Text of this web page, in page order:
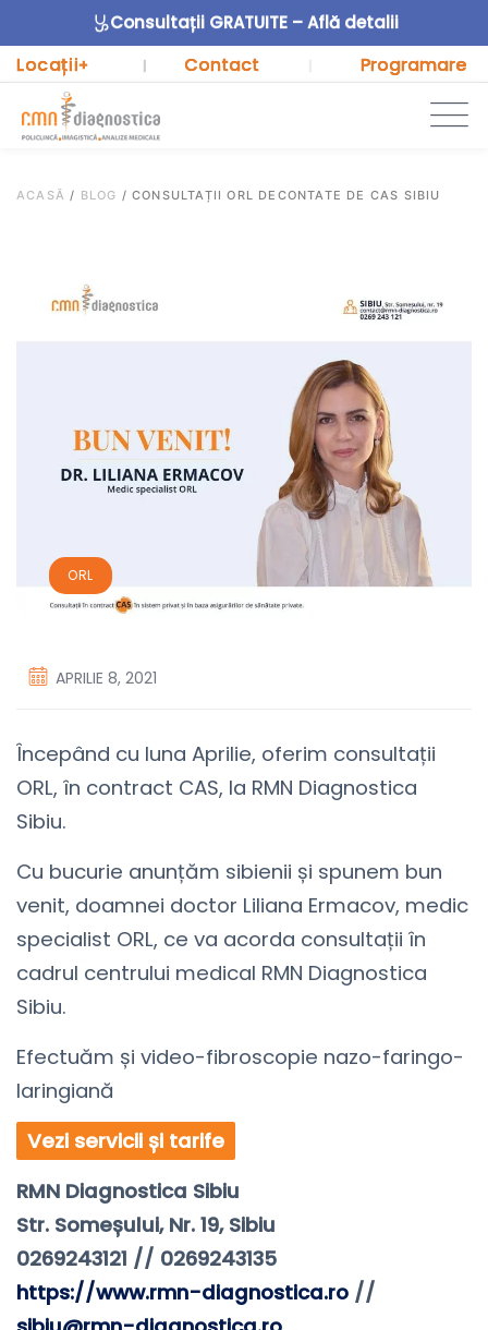
Consultații GRATUITE – Află detalii
Locații+ | Contact Programare
ACASĂ / BLOG /CONSULTAȚII ORL DECONTATE DE CAS SIBIU
ORL
APRILIE 8, 2021
Începând cu luna Aprilie, oferim consultații
ORL, în contract CAS, la RMN Diagnostica
Sibiu.
Cu bucurie anunțăm sibienii și spunem bun
venit, doamnei doctor Liliana Ermacov, medic
specialist ORL, ce va acorda consultații în
cadrul centrului medical RMN Diagnostica
Sibiu.
Efectuăm și video-fibroscopie nazo-faringo-
laringiană
Vezi servicii și tarife
RMN Diagnostica Sibiu ⠀
Str. Someșului, Nr. 19, Sibiu⠀
0269243121 // 0269243135
https://www.rmn-diagnostica.ro //